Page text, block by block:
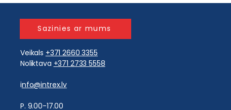
Sazinies ar mums
Veikals +371 2660 3355
Noliktava +371 2733 5558
info@intrex.lv
​P. 9.00-17.00